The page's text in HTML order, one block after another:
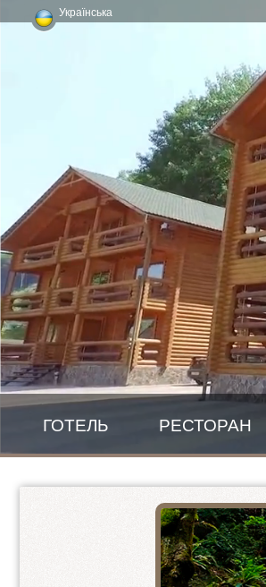
Українська
ГОТЕЛЬ
Правила проживання
РЕСТОРАН
Зала для сніданків
Меню